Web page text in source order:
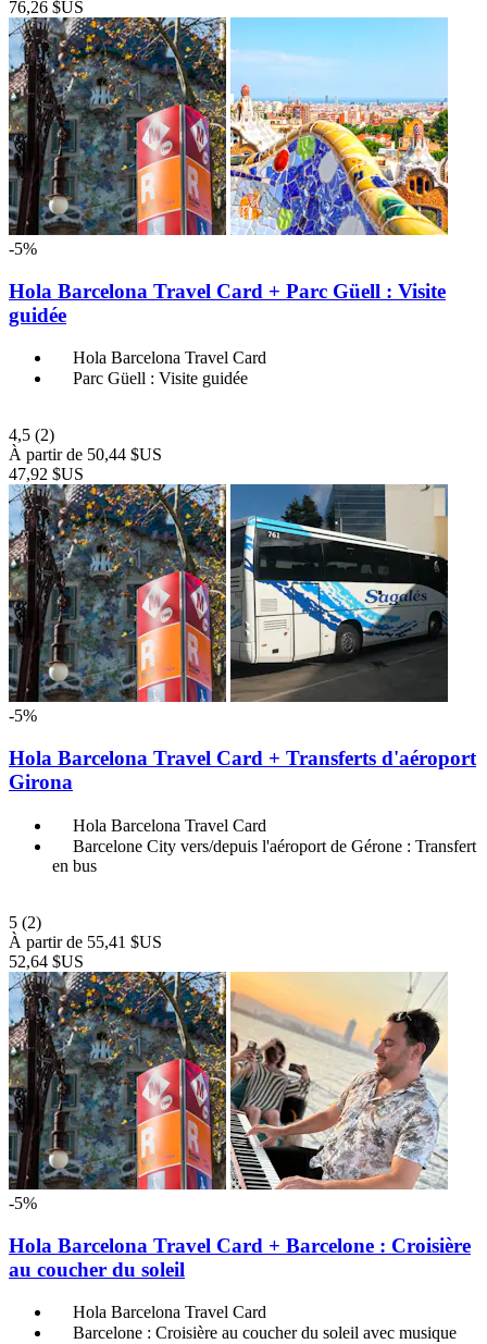
76,26 $US
-5%
Hola Barcelona Travel Card + Parc Güell : Visite
guidée
Hola Barcelona Travel Card
Parc Güell : Visite guidée
4,5 (2)
À partir de 50,44 $US
47,92 $US
-5%
Hola Barcelona Travel Card + Transferts d'aéroport
Girona
Hola Barcelona Travel Card
Barcelone City vers/depuis l'aéroport de Gérone : Transfert
en bus
5 (2)
À partir de 55,41 $US
52,64 $US
-5%
Hola Barcelona Travel Card + Barcelone : Croisière
au coucher du soleil
Hola Barcelona Travel Card
Barcelone : Croisière au coucher du soleil avec musique